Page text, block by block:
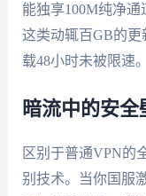
能独享100M纯净通
这类动辄百GB的
载48小时未被限速。
暗流中的安全
区别于普通VPN的
别技术。当你国服